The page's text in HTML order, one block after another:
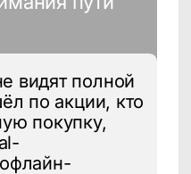
промо